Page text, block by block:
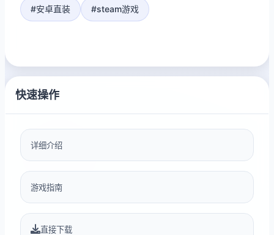
#安卓直装 #steam游戏
快速操作
详细介绍
游戏指南
直接下载